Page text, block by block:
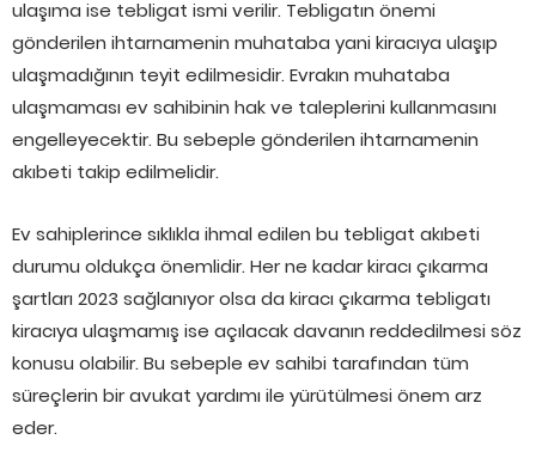
ulaşıma ise tebligat ismi verilir. Tebligatın önemi
gönderilen ihtarnamenin muhataba yani kiracıya ulaşıp
ulaşmadığının teyit edilmesidir. Evrakın muhataba
ulaşmaması ev sahibinin hak ve taleplerini kullanmasını
engelleyecektir. Bu sebeple gönderilen ihtarnamenin
akıbeti takip edilmelidir.
Ev sahiplerince sıklıkla ihmal edilen bu tebligat akıbeti
durumu oldukça önemlidir. Her ne kadar kiracı çıkarma
şartları 2023 sağlanıyor olsa da kiracı çıkarma tebligatı
kiracıya ulaşmamış ise açılacak davanın reddedilmesi söz
konusu olabilir. Bu sebeple ev sahibi tarafından tüm
süreçlerin bir avukat yardımı ile yürütülmesi önem arz
eder.